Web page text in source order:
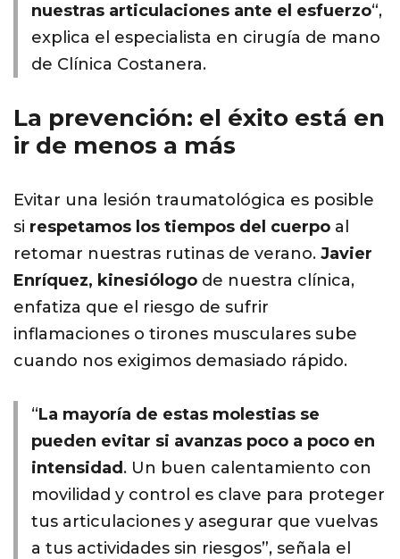
nuestras articulaciones ante el esfuerzo“,
explica el especialista en cirugía de mano
de Clínica Costanera.
La prevención: el éxito está en
ir de menos a más
Evitar una lesión traumatológica es posible
si respetamos los tiempos del cuerpo al
retomar nuestras rutinas de verano. Javier
Enríquez, kinesiólogo de nuestra clínica,
enfatiza que el riesgo de sufrir
inflamaciones o tirones musculares sube
cuando nos exigimos demasiado rápido.
“La mayoría de estas molestias se
pueden evitar si avanzas poco a poco en
intensidad . Un buen calentamiento con
movilidad y control es clave para proteger
tus articulaciones y asegurar que vuelvas
a tus actividades sin riesgos”, señala el